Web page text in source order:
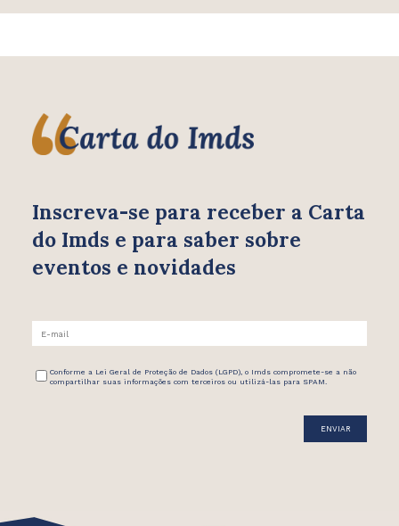
Inscreva-se para receber a Carta
do Imds e para saber sobre
eventos e novidades
Conforme a Lei Geral de Proteção de Dados (LGPD), o Imds compromete-se a não
compartilhar suas informações com terceiros ou utilizá-las para SPAM.